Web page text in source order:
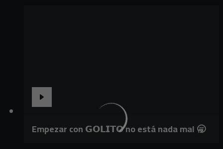
Empezar con 𝗚𝗢𝗟𝗜𝗧𝗢 no está nada mal 🥱